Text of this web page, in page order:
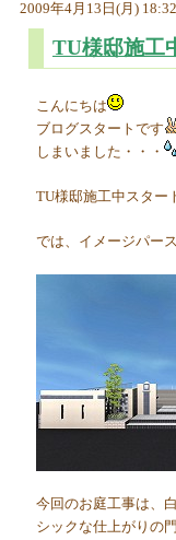
2009年4月13日(月) 18:32
TU様邸施工
こんにちは
ブログスタートです
しまいました・・・
TU様邸施工中スター
では、イメージパー
今回のお庭工事は、
シックな仕上がりの